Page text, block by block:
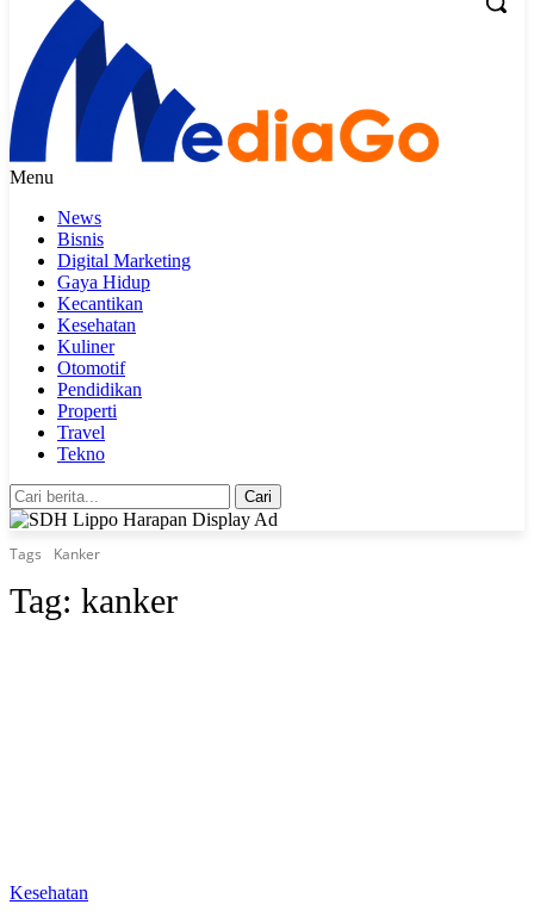
Menu
News
Bisnis
Digital Marketing
Gaya Hidup
Kecantikan
Kesehatan
Kuliner
Otomotif
Pendidikan
Properti
Travel
Tekno
Cari
Tags Kanker
Tag: kanker
Kesehatan